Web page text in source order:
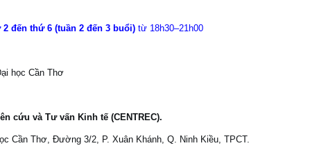
đến thứ 6 (tuần 2 đến 3 buổi) từ 18h30–21h00
học Cần Thơ
cứu và Tư vấn Kinh tế (CENTREC).
Cần Thơ, Đường 3/2, P. Xuân Khánh, Q. Ninh Kiều, TPCT.